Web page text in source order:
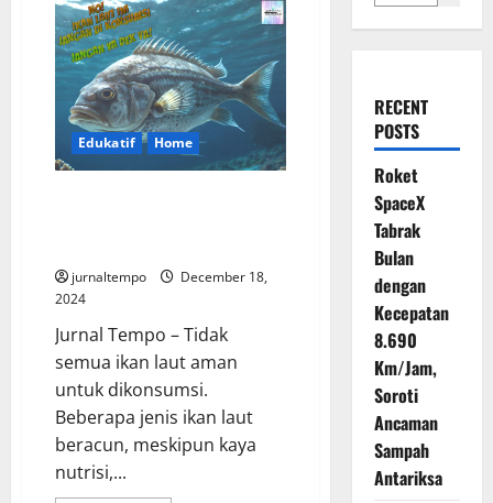
Edukatif Home
jurnaltempo
December 18,
2024
Jurnal Tempo – Tidak
semua ikan laut aman
untuk dikonsumsi.
Beberapa jenis ikan laut
beracun, meskipun kaya
nutrisi,...
RECENT
POSTS
Roket
SpaceX
Tabrak
Bulan
dengan
Kecepatan
8.690
Km/Jam,
Soroti
Ancaman
Sampah
Antariksa